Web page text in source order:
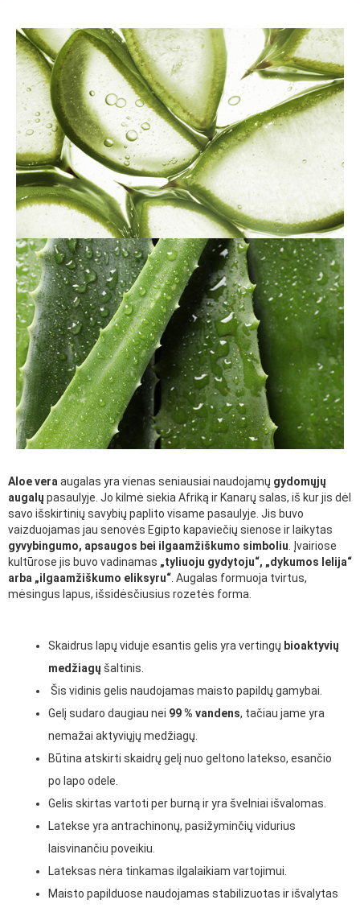
Aloe vera augalas yra vienas seniausiai naudojamų gydomųjų
augalų pasaulyje. Jo kilmė siekia Afriką ir Kanarų salas, iš kur jis dėl
savo išskirtinių savybių paplito visame pasaulyje. Jis buvo
vaizduojamas jau senovės Egipto kapaviečių sienose ir laikytas
gyvybingumo, apsaugos bei ilgaamžiškumo simboliu . Įvairiose
kultūrose jis buvo vadinamas „tyliuoju gydytoju“, „dykumos lelija“
arba „ilgaamžiškumo eliksyru“ . Augalas formuoja tvirtus,
mėsingus lapus, išsidėsčiusius rozetės forma.
Skaidrus lapų viduje esantis gelis yra vertingų bioaktyvių
medžiagų šaltinis.
Šis vidinis gelis naudojamas maisto papildų gamybai.
Gelį sudaro daugiau nei 99 % vandens, tačiau jame yra
nemažai aktyviųjų medžiagų.
Būtina atskirti skaidrų gelį nuo geltono latekso, esančio
po lapo odele.
Gelis skirtas vartoti per burną ir yra švelniai išvalomas.
Latekse yra antrachinonų, pasižyminčių vidurius
laisvinančiu poveikiu.
Lateksas nėra tinkamas ilgalaikiam vartojimui.
Maisto papilduose naudojamas stabilizuotas ir išvalytas